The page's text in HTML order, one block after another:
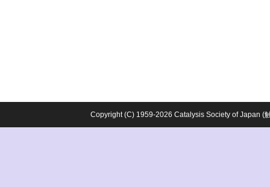
Copyright (C) 1959-2026 Catalysis Society of Japan (